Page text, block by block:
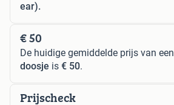
ear).
€ 50
De huidige gemiddelde prijs van een
doosje is € 50.
Prijscheck